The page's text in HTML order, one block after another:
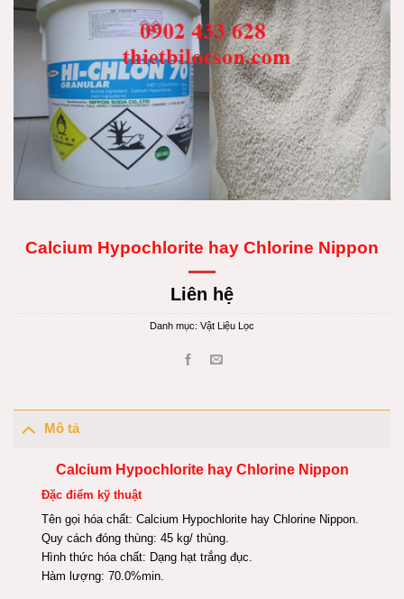
Calcium Hypochlorite hay Chlorine Nippon
Liên hệ
Danh mục: Vật Liệu Lọc
Mô tả
Calcium Hypochlorite hay Chlorine Nippon
Đặc điểm kỹ thuật
Tên gọi hóa chất: Calcium Hypochlorite hay Chlorine Nippon.
Quy cách đóng thùng: 45 kg/ thùng.
Hình thức hóa chất: Dạng hạt trắng đục.
Hàm lượng: 70.0%min.